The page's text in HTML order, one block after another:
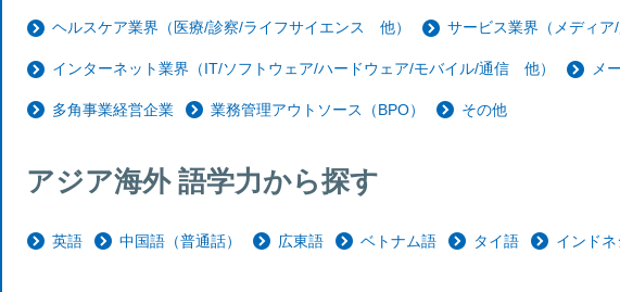
ヘルスケア業界（医療/診察/ライフサイエンス 他） サービス業界（メディ
インターネット業界（IT/ソフトウェア/ハードウェア/モバイル/通信 他） メ
多角事業経営企業 業務管理アウトソース（BPO） その他
アジア海外 語学力から探す
英語 中国語（普通話） 広東語 ベトナム語 タイ語 インド